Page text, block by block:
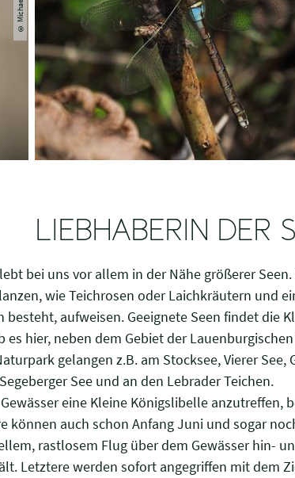
LIEBHABERIN DER
bei uns vor allem in der Nähe größerer
wie Teichrosen oder Laichkräutern und
besteht, aufweisen. Geeignete Seen findet die
es hier, neben dem Gebiet der
gelangen z.B. am Stocksee, Vierer See,
See und an den Lebrader Teichen.
eine Kleine Königslibelle
können auch schon Anfang Juni und sogar
rastlosem Flug über dem Gewässer hin-
Letztere werden sofort angegriffen mit dem